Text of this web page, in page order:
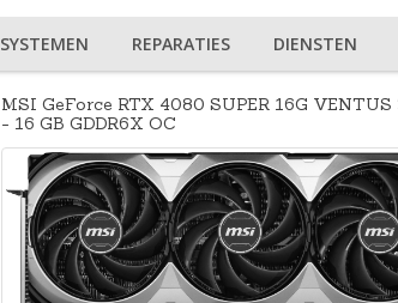
SYSTEMEN REPARATIES DIENSTEN
MSI GeForce RTX 4080 SUPER 16G VENTUS
- 16 GB GDDR6X OC